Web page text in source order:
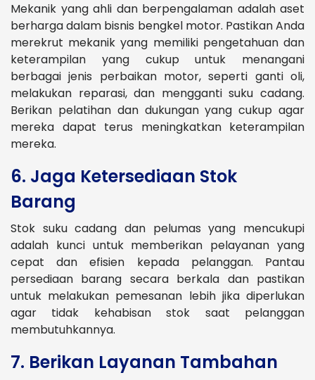
Mekanik yang ahli dan berpengalaman adalah aset
berharga dalam bisnis bengkel motor. Pastikan Anda
merekrut mekanik yang memiliki pengetahuan dan
keterampilan yang cukup untuk menangani
berbagai jenis perbaikan motor, seperti ganti oli,
melakukan reparasi, dan mengganti suku cadang.
Berikan pelatihan dan dukungan yang cukup agar
mereka dapat terus meningkatkan keterampilan
mereka.
6. Jaga Ketersediaan Stok
Barang
Stok suku cadang dan pelumas yang mencukupi
adalah kunci untuk memberikan pelayanan yang
cepat dan efisien kepada pelanggan. Pantau
persediaan barang secara berkala dan pastikan
untuk melakukan pemesanan lebih jika diperlukan
agar tidak kehabisan stok saat pelanggan
membutuhkannya.
7. Berikan Layanan Tambahan